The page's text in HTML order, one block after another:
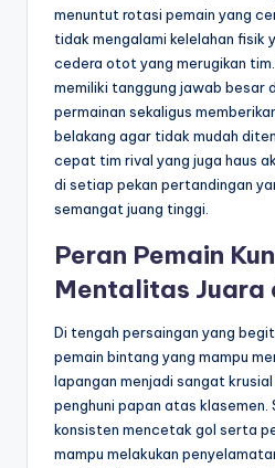
menuntut rotasi pemain yang
tidak mengalami kelelahan fisik
cedera otot yang merugikan
memiliki tanggung jawab besar
permainan sekaligus
belakang agar tidak mudah
cepat tim rival yang juga haus
di setiap pekan pertandingan
semangat juang tinggi.
Peran Pemain
Mentalitas Juara
Di tengah persaingan yang
pemain bintang yang mampu
lapangan menjadi sangat
penghuni papan atas klasemen.
konsisten mencetak gol serta
mampu melakukan